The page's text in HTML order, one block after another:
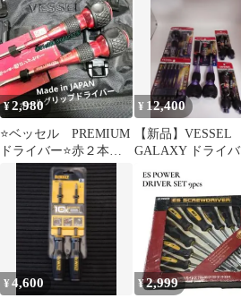
グネット
¥2,980
⭐️ベッセル PREMIUM
ドライバー⭐️赤２本組
１セット
¥ 12,400
【新品】VESSEL
GALAXY ドライ
¥4,600 ¥2,999